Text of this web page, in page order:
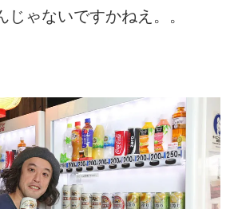
ゃないですかねえ。。